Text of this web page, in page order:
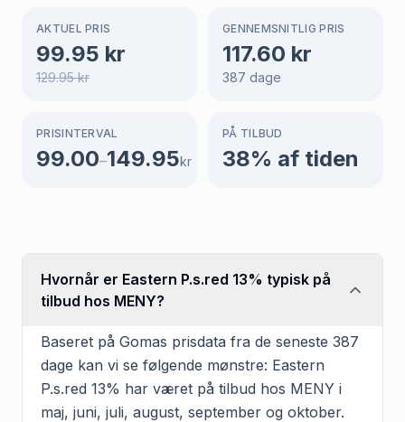
AKTUEL PRIS
99.95 kr
129.95kr
GENNEMSNITLIG PRIS
117.60 kr
387 dage
PRISINTERVAL
99.00–149.95kr
PÅ TILBUD
38% af tiden
Hvornår er Eastern P.s.red 13% typisk på
tilbud hos MENY?
Baseret på Gomas prisdata fra de seneste 387
dage kan vi se følgende mønstre: Eastern
P.s.red 13% har været på tilbud hos MENY i
maj, juni, juli, august, september og oktober.